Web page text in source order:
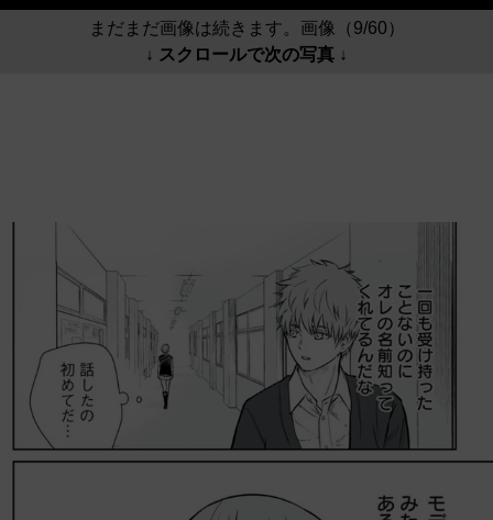
まだまだ画像は続きます。画像（9/60）
↓ スクロールで次の写真 ↓